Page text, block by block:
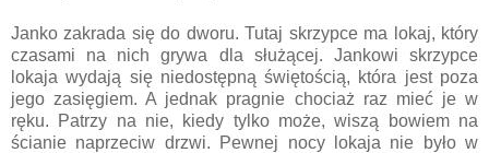
Janko zakrada się do dworu. Tutaj skrzypce ma lokaj, który
czasami na nich grywa dla służącej. Jankowi skrzypce
lokaja wydają się niedostępną świętością, która jest poza
jego zasięgiem. A jednak pragnie chociaż raz mieć je w
ręku. Patrzy na nie, kiedy tylko może, wiszą bowiem na
ścianie naprzeciw drzwi. Pewnej nocy lokaja nie było w